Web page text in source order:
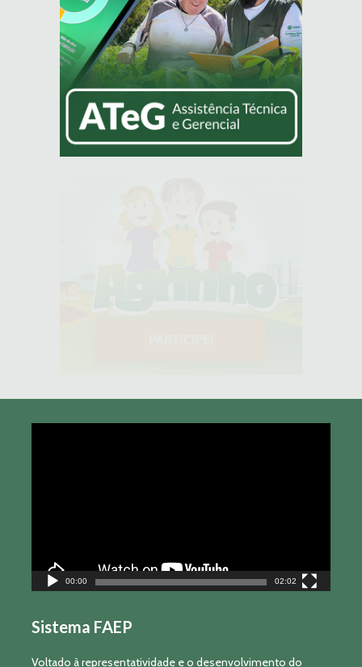
00:00 02:02
Sistema FAEP
Voltado à representatividade e o desenvolvimento do